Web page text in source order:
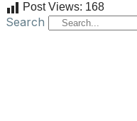
Post Views: 168
Search